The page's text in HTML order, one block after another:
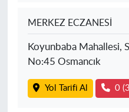
MERKEZ ECZANESİ
Koyunbaba Mahallesi,
No:45 Osmancık
Yol Tarifi Al 0